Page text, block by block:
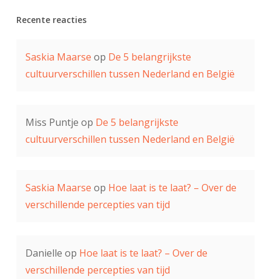
Recente reacties
Saskia Maarse op De 5 belangrijkste
cultuurverschillen tussen Nederland en België
Miss Puntje op De 5 belangrijkste
cultuurverschillen tussen Nederland en België
Saskia Maarse op Hoe laat is te laat? – Over de
verschillende percepties van tijd
Danielle op Hoe laat is te laat? – Over de
verschillende percepties van tijd